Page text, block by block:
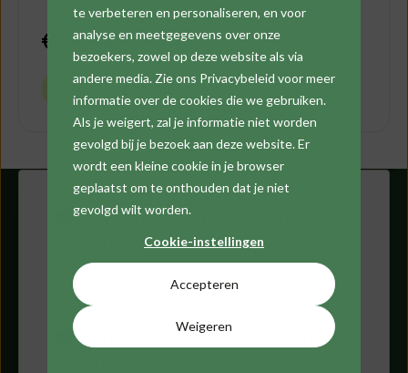
te verbeteren en personaliseren, en voor
analyse en meetgegevens over onze
bezoekers, zowel op deze website als via
andere media. Zie ons Privacybeleid voor meer
informatie over de cookies die we gebruiken.
Als je weigert, zal je informatie niet worden
gevolgd bij je bezoek aan deze website. Er
wordt een kleine cookie in je browser
geplaatst om te onthouden dat je niet
gevolgd wilt worden.
Cookie-instellingen
Accepteren
Weigeren
€ 50/maand
Meer informatie
Je kiest voor software én een
gespecialiseerd team
Je haalt niet alleen software in huis, maar
ook een team dat de installatiesector
door en door kent.
Software as a Service zoals het hoort